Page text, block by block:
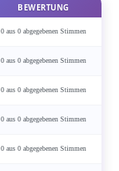
BEWERTUNG
0 aus 0 abgegebenen Stimmen
0 aus 0 abgegebenen Stimmen
0 aus 0 abgegebenen Stimmen
0 aus 0 abgegebenen Stimmen
0 aus 0 abgegebenen Stimmen